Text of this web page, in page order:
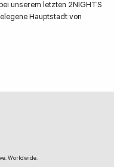
unserem letzten 2NIGHTS
Hauptstadt von
Worldwide.